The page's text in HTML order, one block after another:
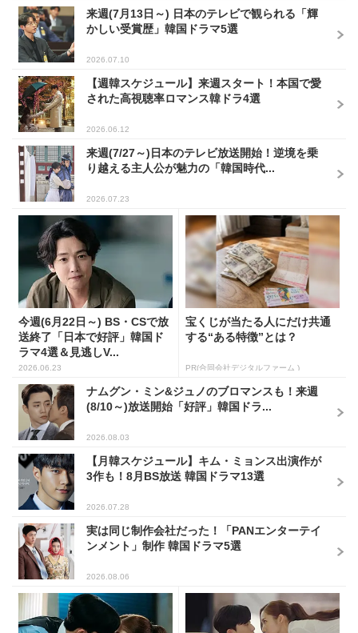
来週(7月13日～) 日本のテレビで観られる「輝
かしい受賞歴」韓国ドラマ5選
2026.07.10
【週韓スケジュール】来週スタート！本国で愛
された高視聴率ロマンス韓ドラ4選
2026.06.12
来週(7/27～)日本のテレビ放送開始！逆境を乗
り越える主人公が魅力の「韓国時代...
2026.07.23
今週(6月22日～) BS・CSで放
送終了「日本で好評」韓国ド
ラマ4選＆見逃しV...
2026.06.23
宝くじが当たる人にだけ共通
する“ある特徴”とは？
PR(合同会社デジタルファーム )
ナムグン・ミン&ジュノのブロマンスも！来週
(8/10～)放送開始「好評」韓国ドラ...
2026.08.03
【月韓スケジュール】キム・ミョンス出演作が
3作も！8月BS放送 韓国ドラマ13選
2026.07.28
実は同じ制作会社だった！「PANエンターテイ
ンメント」制作 韓国ドラマ5選
2026.08.06